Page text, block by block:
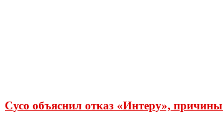
Сусо объяснил отказ «Интеру»,